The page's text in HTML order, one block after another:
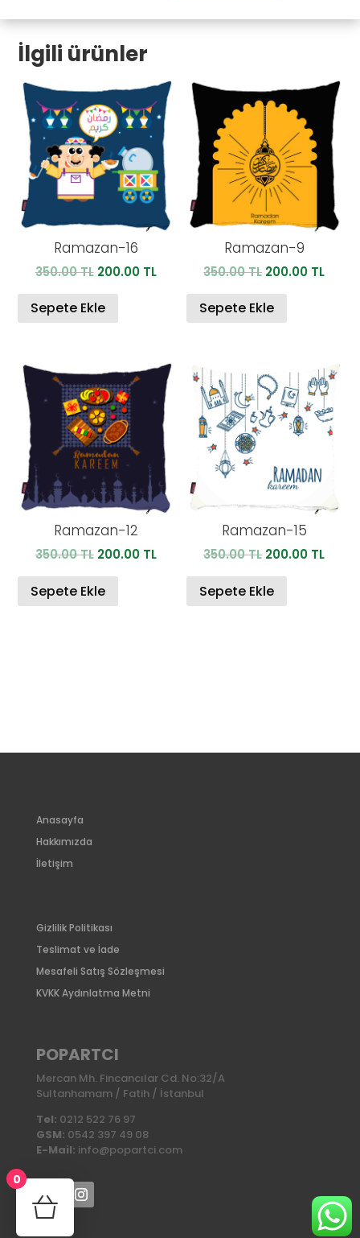
İlgili ürünler
Ramazan-16
350.00TL Orijinal
350.00 TL.
200.00 TLŞu
200.00 TL.
Sepete Ekle
Ramazan-9
350.00TL Orijinal
350.00 TL.
200.00 TLŞu
Sepete Ekle
Ramazan-12
350.00TL Orijinal
350.00 TL.
200.00 TLŞu
200.00 TL.
Sepete Ekle
Ramazan-15
350.00TL Orijinal
350.00 TL.
200.00 TLŞu
Sepete Ekle
Anasayfa
Hakkımızda
İletişim
Gizlilik Politikası
Teslimat ve İade
Mesafeli Satış Sözleşmesi
KVKK Aydınlatma Metni
POPARTCI
Mercan Mh. Fincancılar Cd. No:32/A
Sultanhamam / Fatih / İstanbul
Tel: 0212 522 76 97
GSM: 0542 397 49 08
E-Mail: info@popartci.com
0